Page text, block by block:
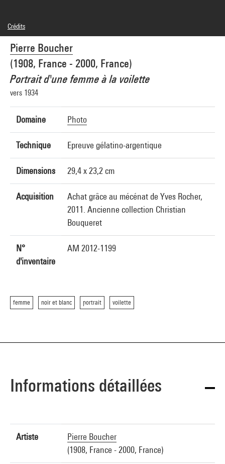
Pierre Boucher
(1908, France - 2000, France)
Portrait d'une femme à la voilette
vers 1934
Domaine Photo
Technique Epreuve gélatino-argentique
Dimensions 29,4 x 23,2 cm
Acquisition
Achat grâce au mécénat de Yves Rocher,
2011. Ancienne collection Christian
Bouqueret
N°
d'inventaire
AM 2012-1199
femme noir et blanc portrait voilette
Crédits
© Fonds Pierre Boucher
Crédit photographique : Centre Pompidou, MNAM-CCI/Georges Meguerditchian/Dist.
GrandPalaisRmn
Réf. image : 4N65703
Diffusion image :GrandPalaisRmnPhoto
Informations détaillées
Artiste
Pierre Boucher
(1908, France - 2000, France)